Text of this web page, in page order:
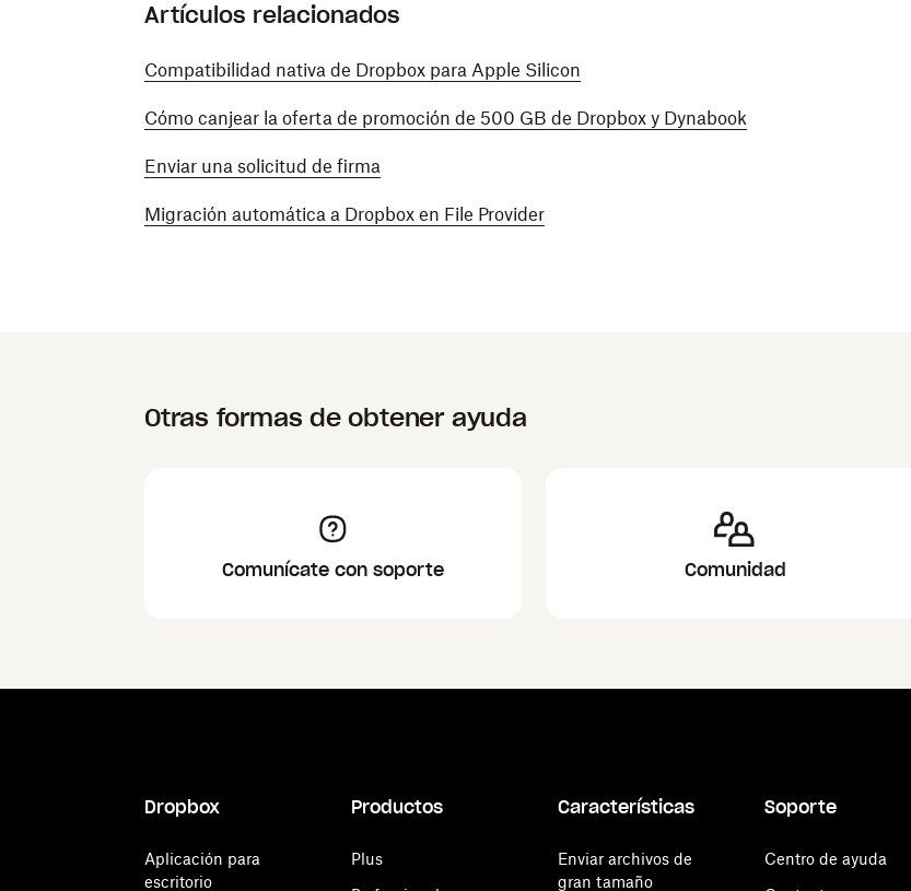
Artículos relacionados
Compatibilidad nativa de Dropbox para Apple Silicon
Cómo canjear la oferta de promoción de 500 GB de Dropbox y Dynabook
Enviar una solicitud de firma
Migración automática a Dropbox en File Provider
Otras formas de obtener ayuda
Comunícate con soporte Comunidad
Dropbox
Aplicación para
escritorio
Productos
Plus
Características
Enviar archivos de
gran tamaño
Soporte
Centro de ayuda